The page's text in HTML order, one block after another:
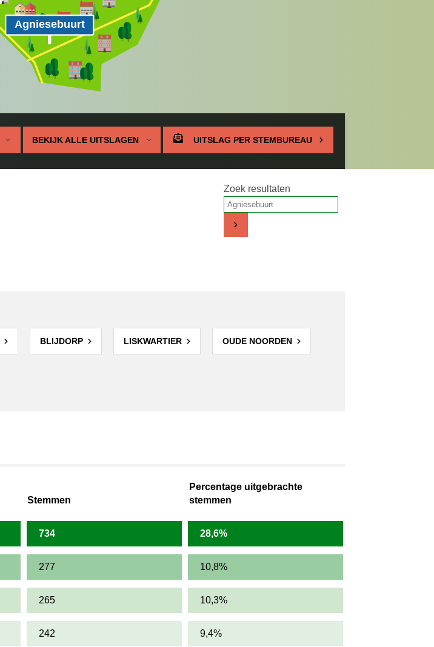
Agniesebuurt
BEKIJK ALLE UITSLAGEN UITSLAG PER STEMBUREAU
Zoek resultaten
BLIJDORP LISKWARTIER OUDE NOORDEN
Stemmen
Percentage uitgebrachte
stemmen
734 28,6%
277 10,8%
265 10,3%
242 9,4%